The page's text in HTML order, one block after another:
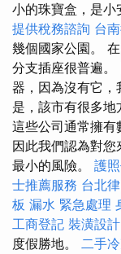
小的珠寶盒，是小
提供稅務諮詢 台
幾個國家公園。
分支插座很普遍
器，因為沒有它
是，該市有很多
這些公司通常擁有
因此我們認為對
最小的風險。 護
士推薦服務 台北
板 漏水 緊急處理
工商登記 裝潢設計
度假勝地。 二手